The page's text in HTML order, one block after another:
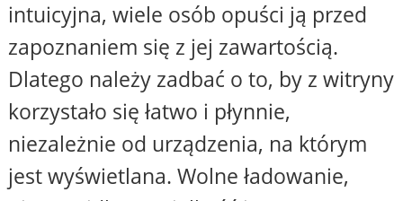
intuicyjna, wiele osób opuści ją przed
zapoznaniem się z jej zawartością.
Dlatego należy zadbać o to, by z witryny
korzystało się łatwo i płynnie,
niezależnie od urządzenia, na którym
jest wyświetlana. Wolne ładowanie,